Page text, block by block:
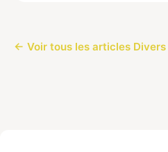
← Voir tous les articles Divers